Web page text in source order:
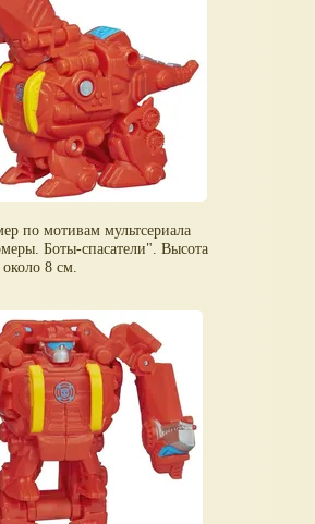
по мотивам мультсериала
Боты-спасатели". Высота
8 см.